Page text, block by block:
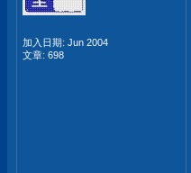
加入日期: Jun 2004
文章: 698